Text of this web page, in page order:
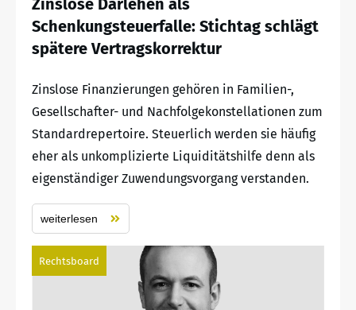
Zinslose Darlehen als
Schenkungsteuerfalle: Stichtag schlägt
spätere Vertragskorrektur
Zinslose Finanzierungen gehören in Familien-,
Gesellschafter- und Nachfolgekonstellationen zum
Standardrepertoire. Steuerlich werden sie häufig
eher als unkomplizierte Liquiditätshilfe denn als
eigenständiger Zuwendungsvorgang verstanden.
weiterlesen
Rechtsboard